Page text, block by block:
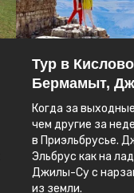
Тур в
Бермамыт,
Когда за
чем другие за
в Приэльбрусье.
Эльбрус как на
Джилы-Су с
из земли.